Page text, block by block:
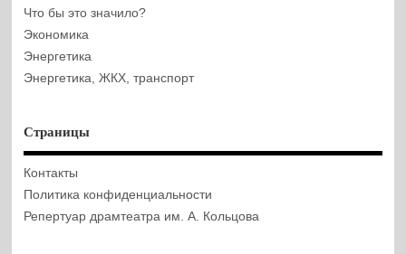
Что бы это значило?
Экономика
Энергетика
Энергетика, ЖКХ, транспорт
Страницы
Контакты
Политика конфиденциальности
Репертуар драмтеатра им. А. Кольцова